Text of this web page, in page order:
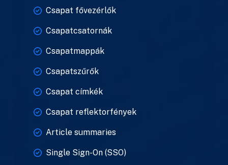
Csapat fővezérlők
Csapatcsatornák
Csapatmappák
Csapatszűrők
Csapat címkék
Csapat reflektorfények
Article summaries
Single Sign-On (SSO)